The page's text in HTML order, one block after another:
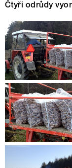
Čtyři odrůdy